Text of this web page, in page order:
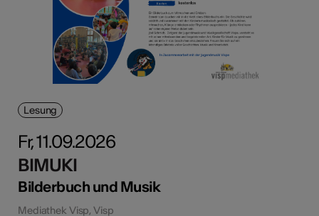
Lesung
Fr, 11.09.2026
BIMUKI
Bilderbuch und Musik
Mediathek Visp, Visp